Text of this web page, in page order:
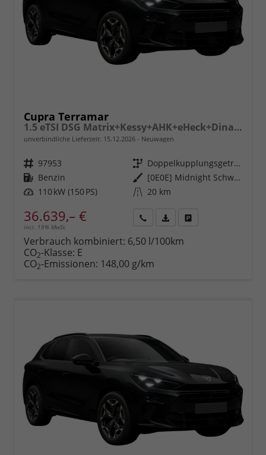
Cupra Terramar
1.5 eTSI DSG Matrix+Kessy+AHK+eHeck+Dinamica+CarPlay+eHeck+GV5
unverbindliche Lieferzeit: 15.12.2026 Neuwagen
Fahrzeugnr. 97953 Getriebe
Doppelkupplungsgetriebe (DSG)
Kraftstoff Benzin Außenfarbe
[0E0E] Midnight Schwarz Metallic
Leistung 110 kW (150 PS) Kilometerstand 20 km
36.639,– €
incl. 19% MwSt.
anfordern
Datei,
Verbrauch kombiniert: 6,50 l/100km
CO2-Klasse: E
CO2-Emissionen: 148,00 g/km